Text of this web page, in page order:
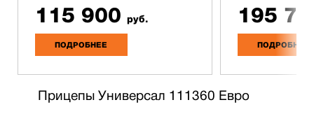
115 900 руб.
ПОДРОБНЕЕ
195
ПОДРОБНЕЕ
Прицепы Универсал 111360 Евро